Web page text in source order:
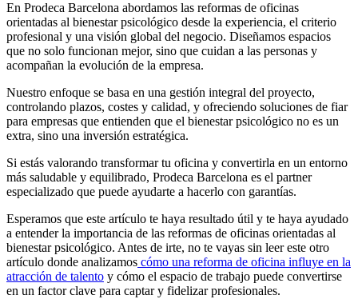
En Prodeca Barcelona abordamos las reformas de oficinas
orientadas al bienestar psicológico desde la experiencia, el criterio
profesional y una visión global del negocio. Diseñamos espacios
que no solo funcionan mejor, sino que cuidan a las personas y
acompañan la evolución de la empresa.
Nuestro enfoque se basa en una gestión integral del proyecto,
controlando plazos, costes y calidad, y ofreciendo soluciones de fiar
para empresas que entienden que el bienestar psicológico no es un
extra, sino una inversión estratégica.
Si estás valorando transformar tu oficina y convertirla en un entorno
más saludable y equilibrado, Prodeca Barcelona es el partner
especializado que puede ayudarte a hacerlo con garantías.
Esperamos que este artículo te haya resultado útil y te haya ayudado
a entender la importancia de las reformas de oficinas orientadas al
bienestar psicológico. Antes de irte, no te vayas sin leer este otro
artículo donde analizamos cómo una reforma de oficina influye en la
atracción de talento y cómo el espacio de trabajo puede convertirse
en un factor clave para captar y fidelizar profesionales.